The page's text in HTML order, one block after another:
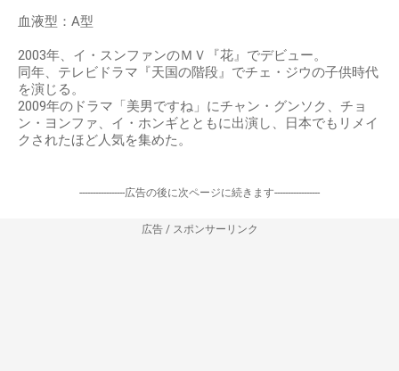
血液型：A型
2003年、イ・スンファンのＭＶ『花』でデビュー。
同年、テレビドラマ『天国の階段』でチェ・ジウの子供時代
を演じる。
2009年のドラマ「美男ですね」にチャン・グンソク、チョ
ン・ヨンファ、イ・ホンギとともに出演し、日本でもリメイ
クされたほど人気を集めた。
-----------------広告の後に次ページに続きます-----------------
広告 / スポンサーリンク